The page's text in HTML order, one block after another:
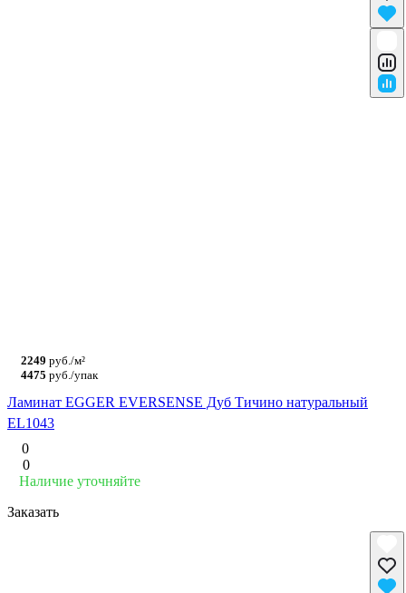
2249 руб./м²
4475 руб./упак
Ламинат EGGER EVERSENSE Дуб Тичино натуральный
EL1043
0
0
Наличие уточняйте
Заказать